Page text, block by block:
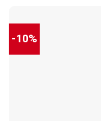
-10%